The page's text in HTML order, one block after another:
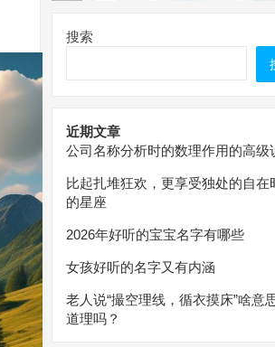
搜索
近期文章
公司名称分析时的数理作用的高级
比起扎堆狂欢，更享受独处的自在
的星座
2026年好听的宝宝名字有哪些
女孩好听的名字又有内涵
老人说“撮空理线，循衣摸床”啥意
道理吗？